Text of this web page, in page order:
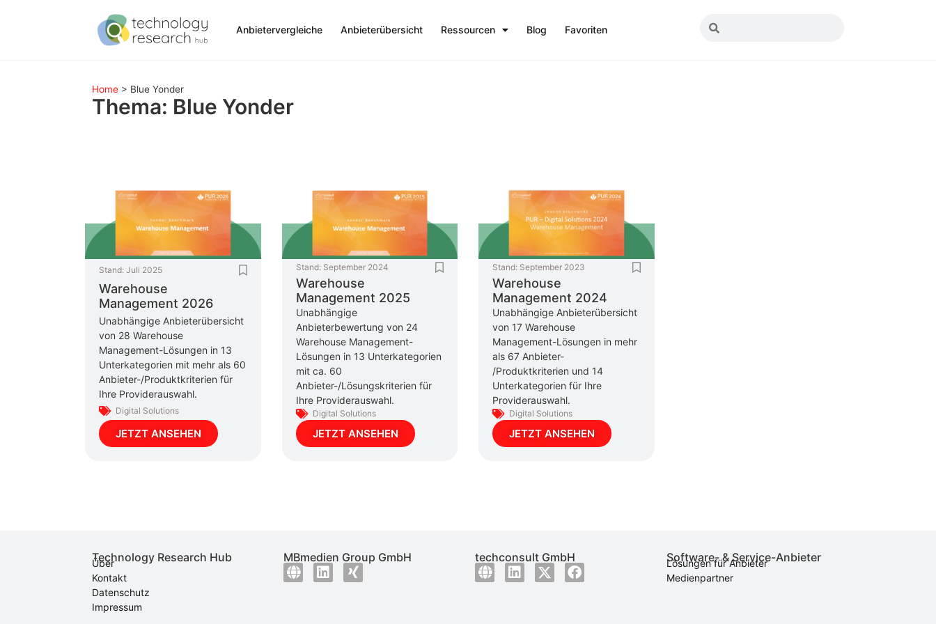
Anbietervergleiche Anbieterübersicht Ressourcen Blog Favoriten
Home > Blue Yonder
Thema: Blue Yonder
Stand: Juli 2025
Warehouse
Management 2026
Unabhängige Anbieterübersicht
von 28 Warehouse
Management-Lösungen in 13
Unterkategorien mit mehr als 60
Anbieter-/Produktkriterien für
Ihre Providerauswahl.
Digital Solutions
JETZT ANSEHEN
Stand: September 2024
Warehouse
Management 2025
Unabhängige
Anbieterbewertung von 24
Warehouse Management-
Lösungen in 13 Unterkategorien
mit ca. 60
Anbieter-/Lösungskriterien für
Ihre Providerauswahl.
Digital Solutions
JETZT ANSEHEN
Stand: September 2023
Warehouse
Management 2024
Unabhängige Anbieterübersicht
von 17 Warehouse
Management-Lösungen in mehr
als 67 Anbieter-
/Produktkriterien und 14
Unterkategorien für Ihre
Providerauswahl.
Digital Solutions
JETZT ANSEHEN
Technology Research Hub
Über
Kontakt
Datenschutz
Impressum
MBmedien Group GmbH techconsult GmbH Software- & Service-Anbieter
Lösungen für Anbieter
Medienpartner